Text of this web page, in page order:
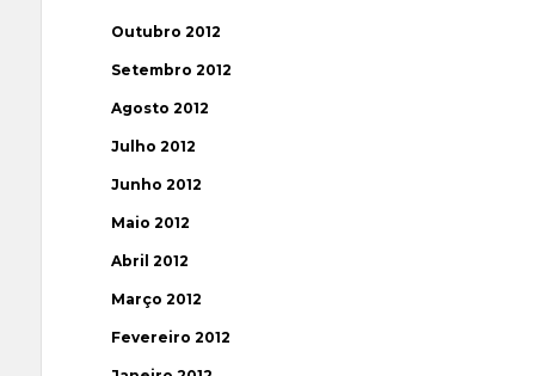
Outubro 2012
Setembro 2012
Agosto 2012
Julho 2012
Junho 2012
Maio 2012
Abril 2012
Março 2012
Fevereiro 2012